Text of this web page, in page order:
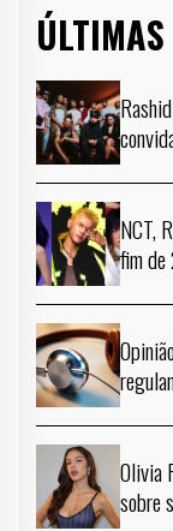
NCT,
fim
Olivia
sobre